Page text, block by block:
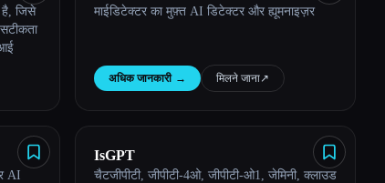
जिसे
माईडिटेक्टर का मुफ़्त AI डिटेक्टर और ह्यूमनाइज़र
अधिक जानकारी → मिलने जाना↗︎
AI
IsGPT
चैटजीपीटी, जीपीटी-4ओ, जीपीटी-ओ1, जेमिनी, क्लाउड